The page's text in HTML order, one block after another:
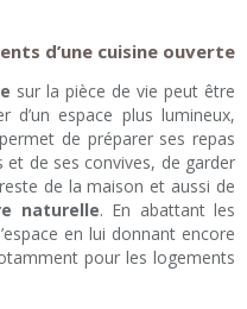
d’une cuisine ouverte
sur la pièce de vie peut être
espace plus lumineux,
de préparer ses repas
de ses convives, de garder
de la maison et aussi de
naturelle. En abattant les
en lui donnant encore
pour les logements